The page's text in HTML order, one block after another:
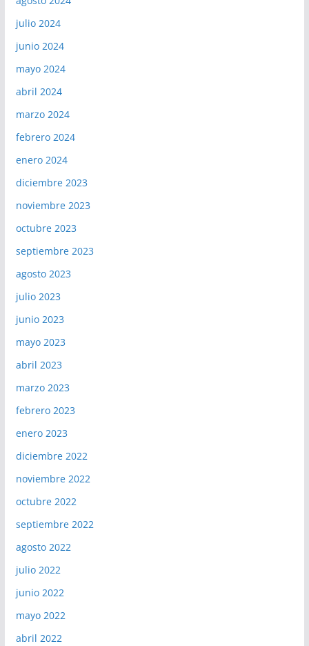
julio 2024
junio 2024
mayo 2024
abril 2024
marzo 2024
febrero 2024
enero 2024
diciembre 2023
noviembre 2023
octubre 2023
septiembre 2023
agosto 2023
julio 2023
junio 2023
mayo 2023
abril 2023
marzo 2023
febrero 2023
enero 2023
diciembre 2022
noviembre 2022
octubre 2022
septiembre 2022
agosto 2022
julio 2022
junio 2022
mayo 2022
abril 2022